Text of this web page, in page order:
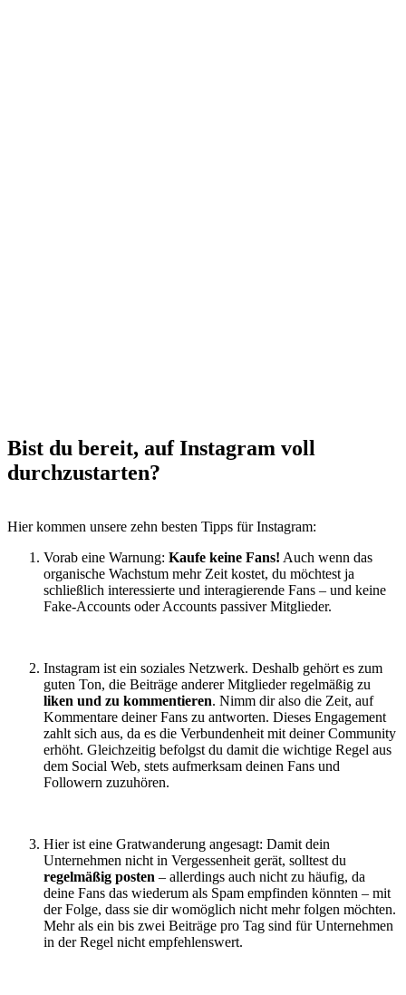
Bist du bereit, auf Instagram voll
durchzustarten?
Hier kommen unsere zehn besten Tipps für Instagram:
Vorab eine Warnung: Kaufe keine Fans! Auch wenn das
organische Wachstum mehr Zeit kostet, du möchtest ja
schließlich interessierte und interagierende Fans – und keine
Fake-Accounts oder Accounts passiver Mitglieder.
Instagram ist ein soziales Netzwerk. Deshalb gehört es zum
guten Ton, die Beiträge anderer Mitglieder regelmäßig zu
liken und zu kommentieren. Nimm dir also die Zeit, auf
Kommentare deiner Fans zu antworten. Dieses Engagement
zahlt sich aus, da es die Verbundenheit mit deiner Community
erhöht. Gleichzeitig befolgst du damit die wichtige Regel aus
dem Social Web, stets aufmerksam deinen Fans und
Followern zuzuhören.
Hier ist eine Gratwanderung angesagt: Damit dein
Unternehmen nicht in Vergessenheit gerät, solltest du
regelmäßig posten – allerdings auch nicht zu häufig, da
deine Fans das wiederum als Spam empfinden könnten – mit
der Folge, dass sie dir womöglich nicht mehr folgen möchten.
Mehr als ein bis zwei Beiträge pro Tag sind für Unternehmen
in der Regel nicht empfehlenswert.